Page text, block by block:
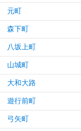
元町
森下町
八坂上町
山城町
大和大路
遊行前町
弓矢町